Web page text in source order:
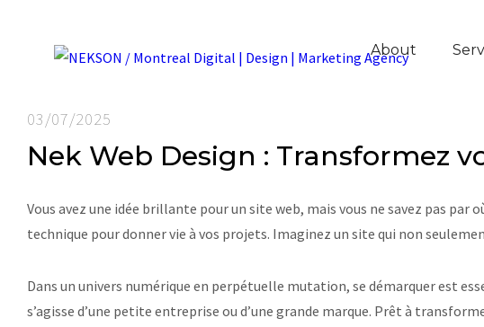
About
03/07/2025
Nek Web Design : Transformez
Vous avez une idée brillante pour un site web, mais vous ne savez pas par
technique pour donner vie à vos projets. Imaginez un site qui non
Dans un univers numérique en perpétuelle mutation, se démarquer est
s’agisse d’une petite entreprise ou d’une grande marque. Prêt à